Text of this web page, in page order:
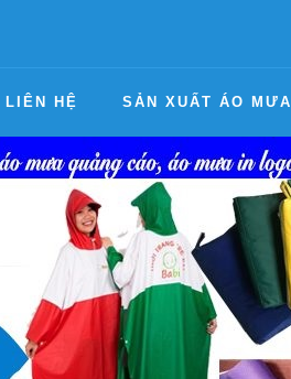
LIÊN HỆ SẢN XUẤT ÁO MƯA